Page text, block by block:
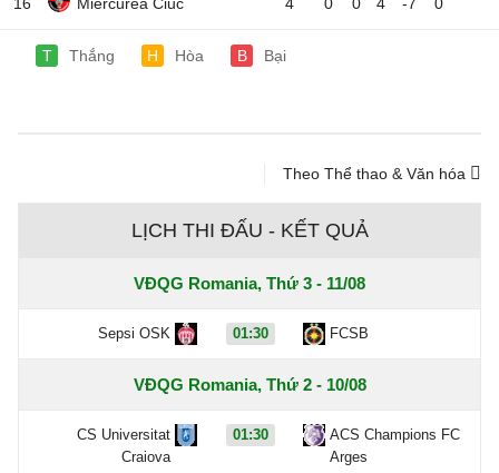
T Thắng H Hòa B Bại
Theo Thể thao & Văn hóa
LỊCH THI ĐẤU - KẾT QUẢ
VĐQG Romania, Thứ 3 - 11/08
Sepsi OSK 01:30 FCSB
VĐQG Romania, Thứ 2 - 10/08
CS Universitat
Craiova
01:30
ACS Champions FC
Arges